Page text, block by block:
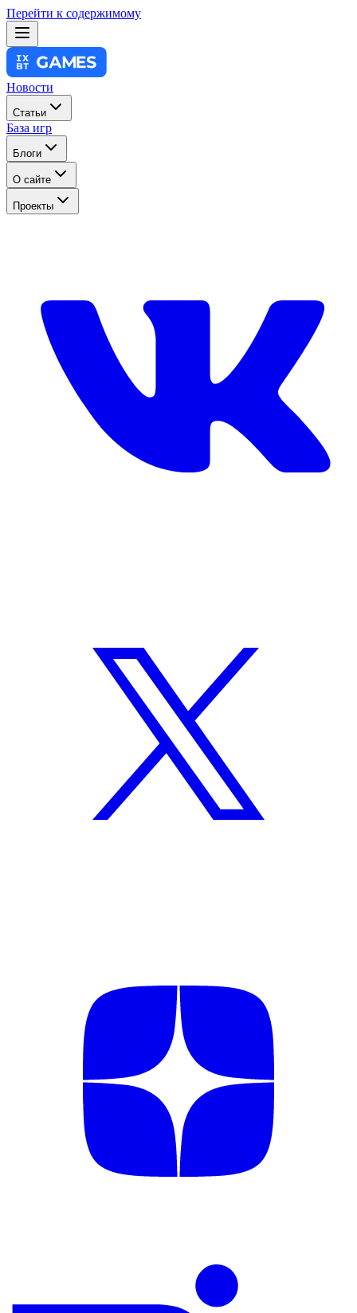
Перейти к содержимому
Новости
Статьи
База игр
Блоги
О сайте
Проекты